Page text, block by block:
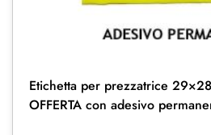
Etichetta per prezzatrice
OFFERTA con adesivo